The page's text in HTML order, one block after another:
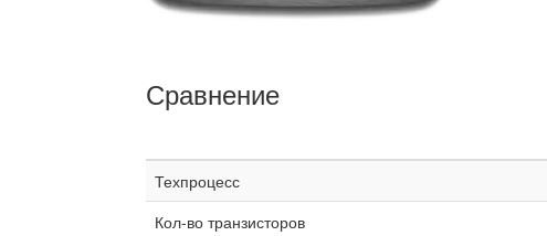
Сравнение
Техпроцесс
Кол-во транзисторов